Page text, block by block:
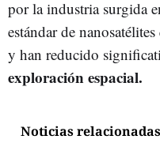
por la industria surgida
estándar de
y han reducido
exploración espacial.
Noticias relacionadas